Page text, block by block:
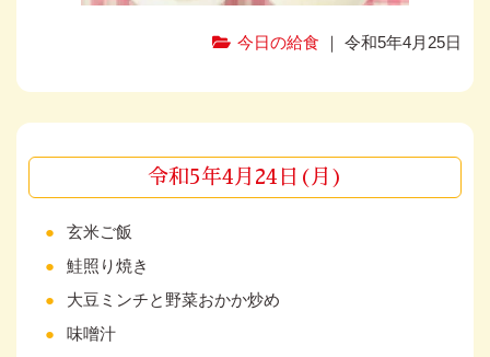
今日の給食 ｜ 令和5年4月25日
令和5年4月24日(月)
玄米ご飯
鮭照り焼き
大豆ミンチと野菜おかか炒め
味噌汁